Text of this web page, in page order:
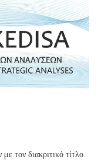
τον διακριτικό τίτλο